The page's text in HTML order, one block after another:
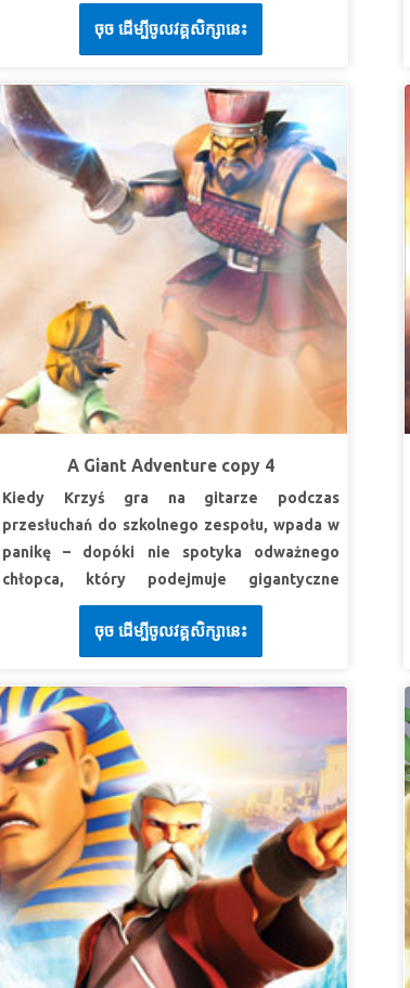
śmierci już nie będzie; ani smutku, ani krzyku, ani
mozołu już nie będzie; albowiem pierwsze rzeczy
LEKCJA 3: PRZYGOTUJ INNYCH
SuperPrawda:
Przygotuję innych na przyjście
SuperWerset:Oto przyjdę wkrótce, a zapłata
moja jest ze mną, by oddać każdemu według jego
Objawienie św. Jana 22:12 (BW)
Księga Ksiąg zabiera Krzysia, Olę i Gizmo do
starożytnego Izraela. Tam Jezus wjeżdża do
miasta na skromnym osiołku i oczyszcza Świątynię
z chciwych ludzi. Bądź świadkiem, jak
przygotowuje się do ostatniego posiłku ze swoimi
uczniami. Dzieci uczą się, że prawdziwa wielkość
przychodzi ze służenia innym!
LEKCJA 1: JEZUS, NASZ USŁUGUJĄCY
PRZYWÓDCA
SuperPrawda: „Jezus uniżył samego siebie i
stał się sługą”.
SuperWerset: Który chociaż był w postaci
Bożej, nie upierał się zachłannie przy tym,
aby być równym Bogu, Lecz wyparł się
samego siebie, przyjął postać sługi i stał się
podobny ludziom; a okazawszy się z postawy
człowiekiem, List do Filipian 2:6–7a (BW)
LEKCJA 2: JEZUS WZYWA MNIE
SuperPrawda: Będę pokorny i pełen szacunku
dla innych.
SuperWerset: I nie czyńcie nic z kłótliwości
ani przez wzgląd na próżną chwałę, lecz w
pokorze uważajcie jedni drugich za wyższych
LEKCJA 3: JEZUS MNIE KOCHA
SuperPrawda:Pójdę za Jezusem, służąc
innym tak jak On.
SuperWerset: I chodźcie w miłości, jak i
Chrystus umiłował was i siebie samego wydał
za nas jako dar i ofiarę Bogu ku miłej wonności.
List do Efezjan 5:2 (BW)
ចុច ដើម្បីចូលវគ្គសិក្សានេះ
A Giant Adventure copy 4
Kiedy Krzyś gra na gitarze podczas
przesłuchań do szkolnego zespołu, wpada w
panikę – dopóki nie spotyka odważnego
chłopca, który podejmuje gigantyczne
wyzwanie! Księga Ksiąg zabiera Krzysia, Olę i
Gizmo na spotkanie z Dawidem na wzgórzach
starożytnego Betlejem. Bądź świadkiem, jak
Goliat — najlepszy wojownik, który szydzi z
Boga — nie może się równać z wiarą młodego
pasterza. Dzieci uczą się, że ufając Panu,
można pokonać każdy strach! *Pamiętaj o
wyświetleniu podglądu filmu z historią
biblijną do tego kursu, ponieważ niektóre
obrazy mogą być zbyt intensywne dla małych
dzieci. Wersja skrócona jest mniej
intensywna. Obejrzyj także Biblijne tło
historyczne i film Drogowskazy.
LEKCJA 1: BÓG PORADZI SOBIE ZE
ចុច ដើម្បីចូលវគ្គសិក្សានេះ